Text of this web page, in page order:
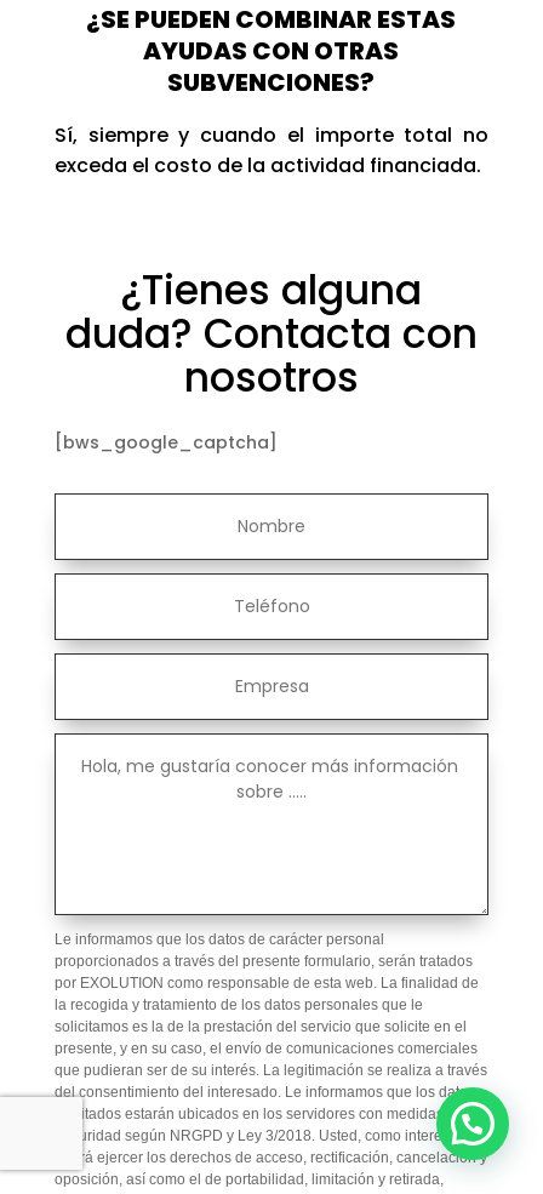
¿SE PUEDEN COMBINAR ESTAS
AYUDAS CON OTRAS
SUBVENCIONES?
Sí, siempre y cuando el importe total no
exceda el costo de la actividad financiada.
¿Tienes alguna
duda? Contacta con
nosotros
[bws_google_captcha]
Le informamos que los datos de carácter personal
proporcionados a través del presente formulario, serán tratados
por EXOLUTION como responsable de esta web. La finalidad de
la recogida y tratamiento de los datos personales que le
solicitamos es la de la prestación del servicio que solicite en el
presente, y en su caso, el envío de comunicaciones comerciales
que pudieran ser de su interés. La legitimación se realiza a través
del consentimiento del interesado. Le informamos que los datos
facilitados estarán ubicados en los servidores con medidas de
seguridad según NRGPD y Ley 3/2018. Usted, como interesado
podrá ejercer los derechos de acceso, rectificación, cancelación y
oposición, así como el de portabilidad, limitación y retirada,